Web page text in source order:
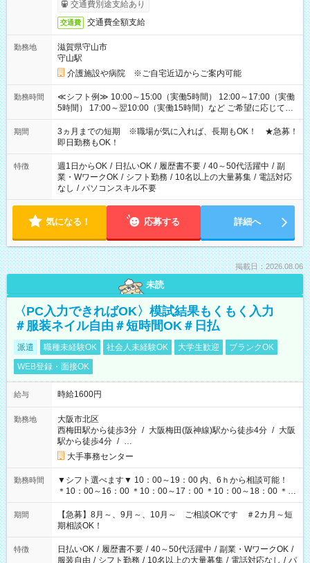
交通費別途支給あり
交通費 交通費全額支給
勤務地
滋賀県守山市
守山駅
介護施設や病院 ※ご自宅近辺からご案内可能
勤務時間
≪シフト例≫ 10:00～15:00（実働5時間） 12:00～17:00（実働
5時間） 17:00～翌10:00（実働15時間）など ご希望に応じて、
働く時間は調整できます！ お気軽に担当へ相談ください！
期間
3ヵ月までの短期 ※職場が気に入れば、長期もOK！ ★急募！
即日勤務もOK！
特徴 週1日からOK / 日払いOK / 履歴書不要 / 40～50代活躍中 / 副
業・WワークOK / シフト勤務 / 10名以上の大量募集 / 電話対応
なし / パソコンスキル不要
気になる！ 応募する 詳細へ
掲載日：2026.08.06
未読
〈PC入力できればOK〉模試結果もくもく入力
＃服装ネイル自由＃短時間OK＃日払
派遣 職種未経験OK 社会人未経験OK 大学生歓迎
ブランクOK
WEB登録・面接OK
給与 時給1600円
勤務地
大阪市北区
西梅田駅から徒歩3分 / 大阪梅田(阪神線)駅から徒歩4分 / 大阪
駅から徒歩4分 / …
大手事務センター
勤務時間
▼シフト選べます▼ 10：00～19：00 内、6ｈから相談可能！
＊10：00～16：00 ＊10：00～17：00 ＊10：00～18：00 ＊
11：00～19：00 ＊12：00～19：00 ＊13：00～19：00
期間
【急募】8月～、9月～、10月～ ご相談OKです ＃2カ月～短
期相談OK！
特徴 日払いOK / 履歴書不要 / 40～50代活躍中 / 副業・WワークOK /
服装自由 / シフト勤務 / 10名以上の大量募集 / 電話対応なし / パ